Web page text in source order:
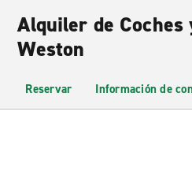
Alquiler de Coches
Weston
Reservar Información de